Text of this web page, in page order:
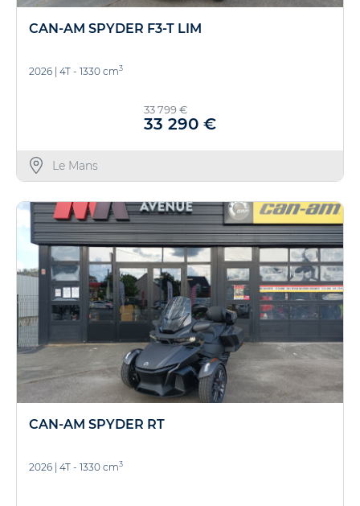
CAN-AM SPYDER F3-T LIM
2026 4T - 1330 cm3
33 799 €
33 290 €
Le Mans
CAN-AM SPYDER RT
2026 | 4T - 1330 cm3